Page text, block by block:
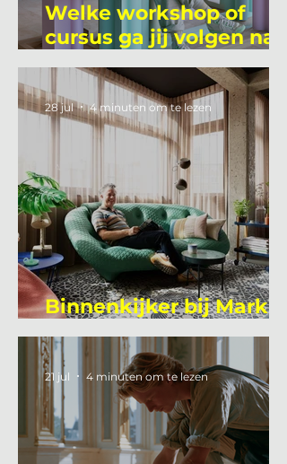
Welke workshop of
cursus ga jij volgen na
je vakantie?
Binnenkijker bij Mark
Mutsaers
28 jul 4 minuten om te lezen
21 jul 4 minuten om te lezen